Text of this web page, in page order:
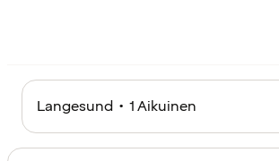
Langesund • 1 Aikuinen